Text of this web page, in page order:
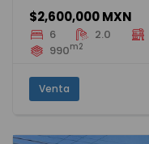
$2,600,000 MXN
6 2.0
990m2
Venta